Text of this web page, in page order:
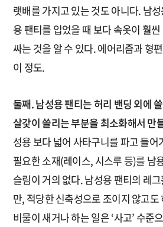
랫배를 가지고 있는 것도 아니다. 남
용 팬티를 입었을 때 보다 속옷이 훨
싸는 것을 알 수 있다. 에어리즘과 형
이 정도.
둘째. 남성용 팬티는 허리 밴딩 외에
살갗이 쓸리는 부분을 최소화해서 만
성용 보다 넓어 사타구니를 파고 들
필요한 소재(레이스, 시스루 등)를 남
슬림이 거의 없다. 남성용 팬티의 레
만, 적당한 신축성으로 조이지 않고
비물이 새거나 하는 일은 ‘사고’ 수준